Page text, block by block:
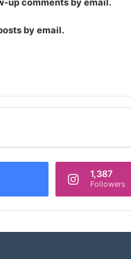
up comments by email.
by email.
1,387
Followers